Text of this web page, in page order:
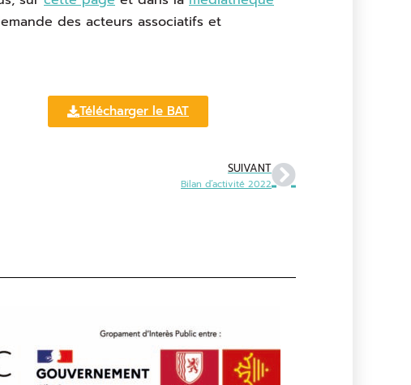
des acteurs associatifs et
Télécharger le BAT
SUIVANT
Bilan d’activité 2022